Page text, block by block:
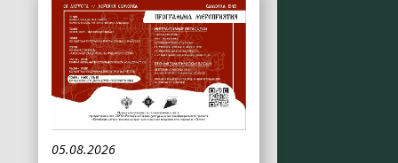
05.08.2026